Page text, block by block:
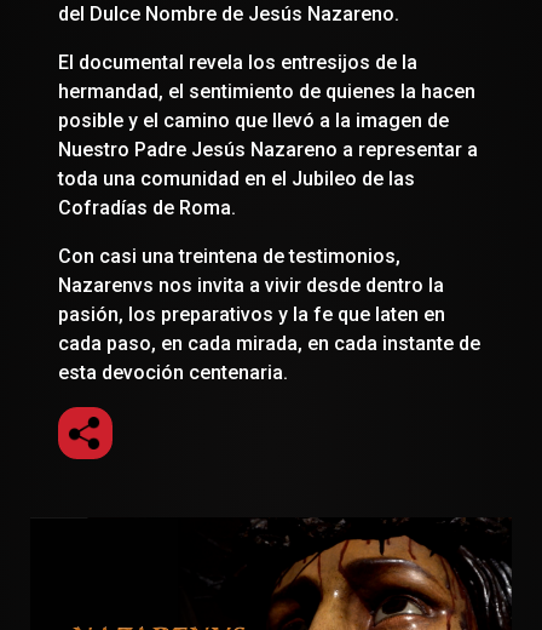
del Dulce Nombre de Jesús Nazareno.
El documental revela los entresijos de la
hermandad, el sentimiento de quienes la hacen
posible y el camino que llevó a la imagen de
Nuestro Padre Jesús Nazareno a representar a
toda una comunidad en el Jubileo de las
Cofradías de Roma.
Con casi una treintena de testimonios,
Nazarenvs nos invita a vivir desde dentro la
pasión, los preparativos y la fe que laten en
cada paso, en cada mirada, en cada instante de
esta devoción centenaria.